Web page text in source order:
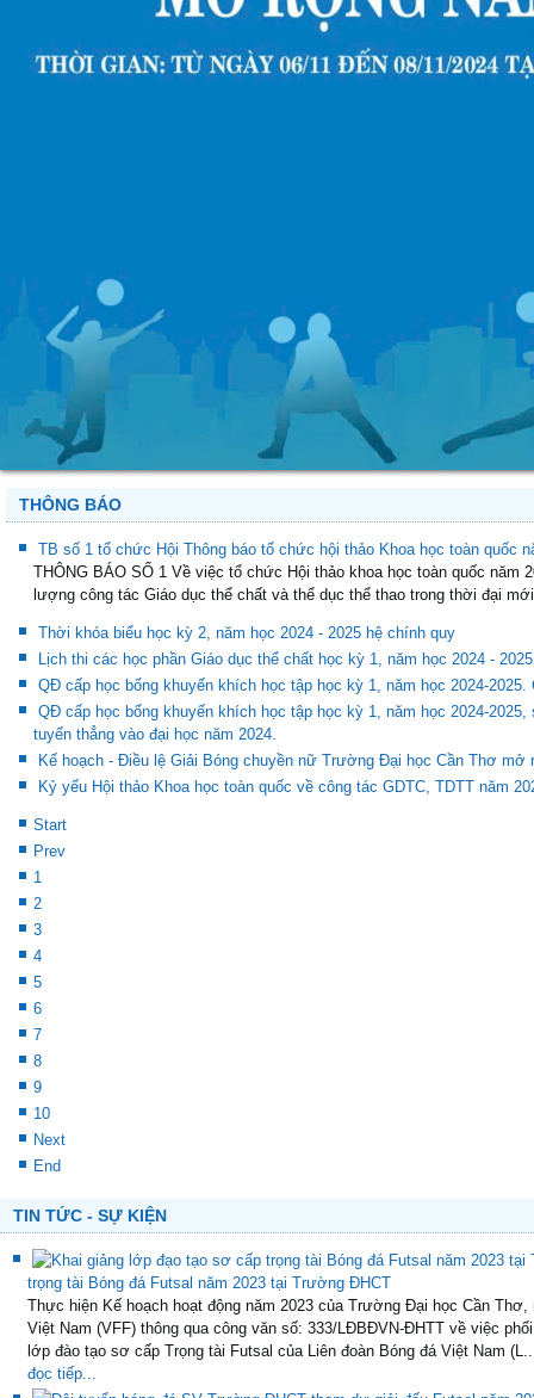
THÔNG BÁO
TB số 1 tổ chức Hội Thông báo tổ chức hội thảo Khoa học toàn quốc
THÔNG BÁO SỐ 1 Về việc tổ chức Hội thảo khoa học toàn quốc năm
lượng công tác Giáo dục thể chất và thể dục thể thao trong thời đại
Thời khóa biểu học kỳ 2, năm học 2024 - 2025 hệ chính quy
Lịch thi các học phần Giáo dục thể chất học kỳ 1, năm học 2024 - 2025
QĐ cấp học bổng khuyến khích học tập học kỳ 1, năm học 2024-2025.
QĐ cấp học bổng khuyến khích học tập học kỳ 1, năm học 2024-
tuyển thẳng vào đại học năm 2024.
Kế hoạch - Điều lệ Giải Bóng chuyền nữ Trường Đại học Cần Thơ mở
Kỷ yếu Hội thảo Khoa học toàn quốc về công tác GDTC, TDTT năm
Start
Prev
1
2
3
4
5
6
7
8
9
10
Next
End
TIN TỨC - SỰ KIỆN
trọng tài Bóng đá Futsal năm 2023 tại Trường ĐHCT
Thực hiện Kế hoạch hoạt động năm 2023 của Trường Đại học Cần
Việt Nam (VFF) thông qua công văn số: 333/LĐBĐVN-ĐHTT về việc
lớp đào tạo sơ cấp Trọng tài Futsal của Liên đoàn Bóng đá Việt Nam
đọc tiếp...